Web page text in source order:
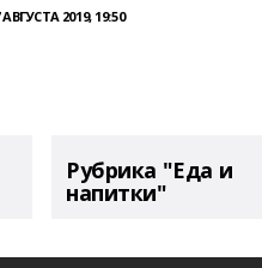
АВГУСТА 2019, 19:50
Рубрика "Еда и
напитки"